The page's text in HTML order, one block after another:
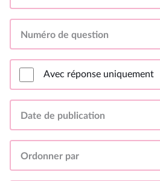
Numéro de question
Avec réponse uniquement
Date de publication
Ordonner par